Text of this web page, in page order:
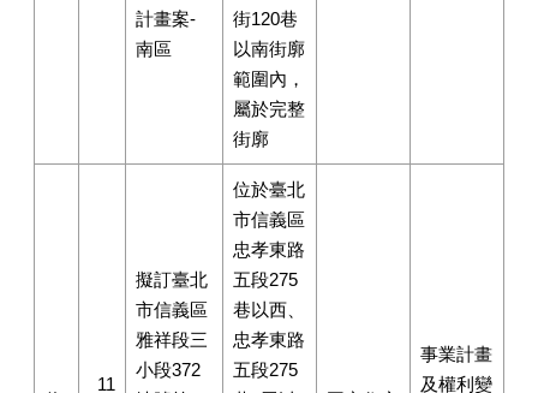
計畫案-
南區
街120巷
以南街廓
範圍內，
屬於完整
街廓
11
擬訂臺北
市信義區
雅祥段三
小段372
位於臺北
市信義區
忠孝東路
五段275
巷以西、
忠孝東路
五段275
事業計畫
及權利變